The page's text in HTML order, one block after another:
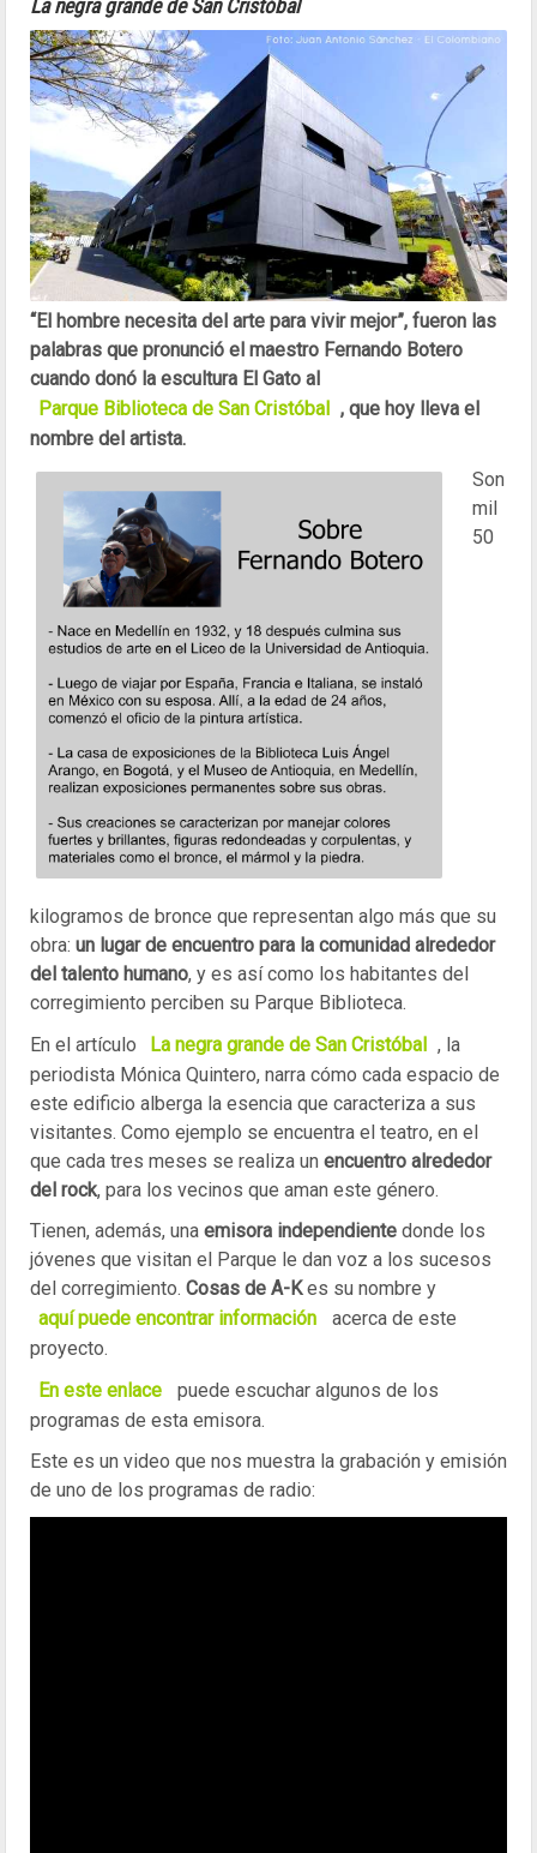
La negra grande de San Cristóbal
“El hombre necesita del arte para vivir mejor”, fueron las
palabras que pronunció el maestro Fernando Botero
cuando donó la escultura El Gato al
Parque Biblioteca de San Cristóbal , que hoy lleva el
nombre del artista.
Son
mil
50
kilogramos de bronce que representan algo más que su
obra: un lugar de encuentro para la comunidad alrededor
del talento humano, y es así como los habitantes del
corregimiento perciben su Parque Biblioteca.
En el artículo
La negra grande de San Cristóbal , la
periodista Mónica Quintero, narra cómo cada espacio de
este edificio alberga la esencia que caracteriza a sus
visitantes. Como ejemplo se encuentra el teatro, en el
que cada tres meses se realiza un encuentro alrededor
del rock, para los vecinos que aman este género.
Tienen, además, una emisora independiente donde los
jóvenes que visitan el Parque le dan voz a los sucesos
del corregimiento. Cosas de A-Kes su nombre y
aquí puede encontrar información
acerca de este
proyecto.
En este enlace
puede escuchar algunos de los
programas de esta emisora.
Este es un video que nos muestra la grabación y emisión
de uno de los programas de radio: